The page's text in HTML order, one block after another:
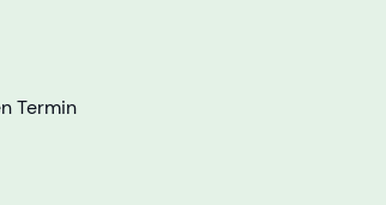
Termin